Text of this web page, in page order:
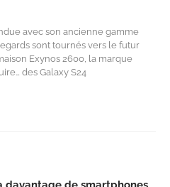
avec son ancienne gamme
sont tournés vers le futur
Exynos 2600, la marque
des Galaxy S24
davantage de smartphones